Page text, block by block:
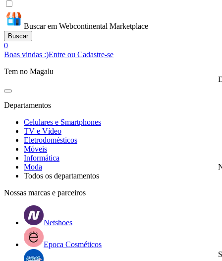
Buscar em Webcontinental Marketplace
Buscar
0
Boas vindas :)Entre ou Cadastre-se
Tem no Magalu
Departamentos
Celulares e Smartphones
TV e Vídeo
Eletrodomésticos
Móveis
Informática
Moda
Todos os departamentos
Nossas marcas e parceiros
Netshoes
Epoca Cosméticos